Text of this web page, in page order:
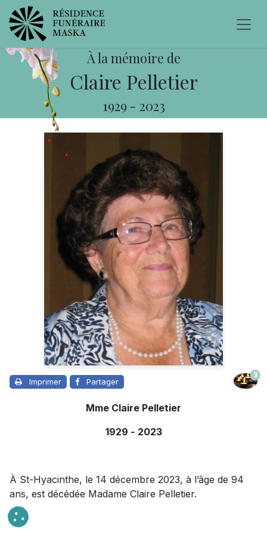
À la mémoire de
Claire Pelletier
1929 - 2023
Imprimer Partager
3
Mme Claire Pelletier
1929 - 2023
À St-Hyacinthe, le 14 décembre 2023, à l’âge de 94
ans, est décédée Madame Claire Pelletier.